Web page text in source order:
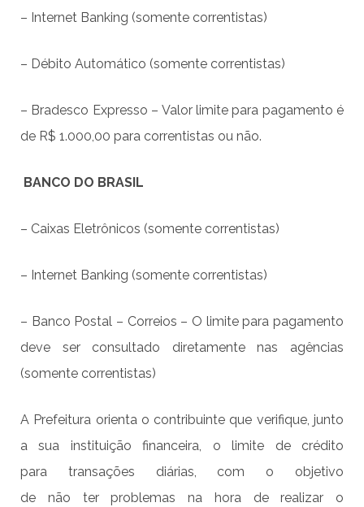
– Internet Banking (somente correntistas)
– Débito Automático (somente correntistas)
– Bradesco Expresso – Valor limite para pagamento é
de R$ 1.000,00 para correntistas ou não.
BANCO DO BRASIL
– Caixas Eletrônicos (somente correntistas)
– Internet Banking (somente correntistas)
– Banco Postal – Correios – O limite para pagamento
deve ser consultado diretamente nas agências
(somente correntistas)
A Prefeitura orienta o contribuinte que verifique, junto
a sua instituição financeira, o limite de crédito
para transações diárias, com o objetivo
de não ter problemas na hora de realizar o